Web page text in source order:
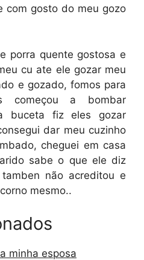
com gosto do meu gozo
porra quente gostosa e
cu ate ele gozar meu
e gozado, fomos para
começou a bombar
buceta fiz eles gozar
dar meu cuzinho
cheguei em casa
sabe o que ele diz
não acreditou e
mesmo..
minha esposa